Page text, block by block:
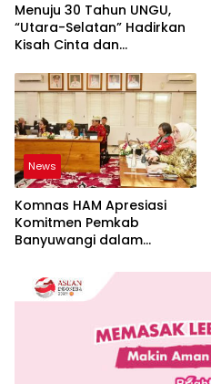
Menuju 30 Tahun UNGU,
“Utara-Selatan” Hadirkan
Kisah Cinta dan
News
Komnas HAM Apresiasi
Komitmen Pemkab
Banyuwangi dalam
Hak Asasi Manusia